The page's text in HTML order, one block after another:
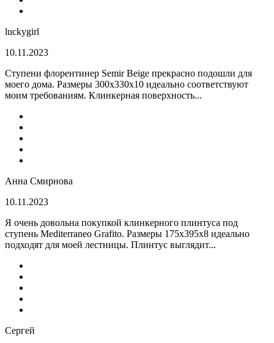
luckygirl
10.11.2023
Ступени флорентинер Semir Beige прекрасно подошли для
моего дома. Размеры 300х330х10 идеально соответствуют
моим требованиям. Клинкерная поверхность...
Анна Смирнова
10.11.2023
Я очень довольна покупкой клинкерного плинтуса под
ступень Mediterraneo Grafito. Размеры 175х395х8 идеально
подходят для моей лестницы. Плинтус выглядит...
Сергей